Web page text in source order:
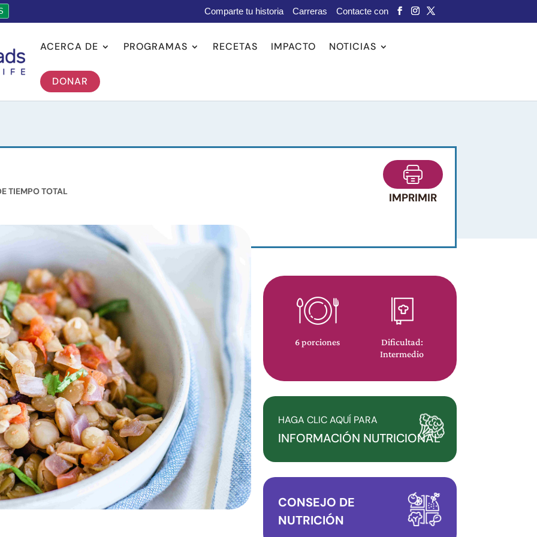
Comparte tu historia Carreras Contacte con
ACERCA DE PROGRAMAS RECETAS IMPACTO NOTICIAS
DONAR
TIEMPO TOTAL IMPRIMIR
6 porciones
Dificultad:
Intermedio
HAGA CLIC AQUÍ PARA
INFORMACIÓN NUTRICIONAL
CONSEJO DE
NUTRICIÓN